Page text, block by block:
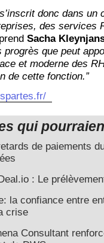
donc dans
des services
Sacha
progrès que peut
et moderne des
de cette fonction.”
qui
de paiements
: Le
la confiance entre
crise
Consultant